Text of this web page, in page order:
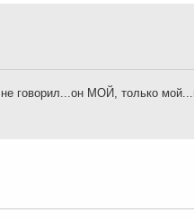
говорил...он МОЙ, только